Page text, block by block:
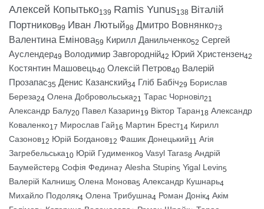
Алексей Копытько139 Ramis Yunus138 Віталій
Портников99 Иван Лютый98 Дмитро Вовнянко73
Валентина Емінова59 Кирилл Данильченко52 Сергей
Ауслендер49 Володимир Завгородній42 Юрий Христензен42
Костянтин Машовець40 Олексій Петров40 Валерій
Прозапас35 Денис Казанский34 Гліб Бабіч29 Борислав
Береза24 Олена Добровольська21 Тарас Чорновіл21
Александр Балу20 Павел Казарин19 Віктор Таран18 Александр
Коваленко17 Мирослав Гай16 Мартин Брест14 Кирилл
Сазонов12 Юрій Богданов12 Фашик Донецький11 Агія
Загребельська10 Юрій Гудименко9 Vasyl Taras8 Андрій
Баумейстер8 Софія Федина7 Alesha Stupin5 Yigal Levin5
Валерій Калниш5 Олена Монова5 Александр Кушнарь4
Михайло Подоляк4 Олена Трибушна4 Роман Донік4 Акім